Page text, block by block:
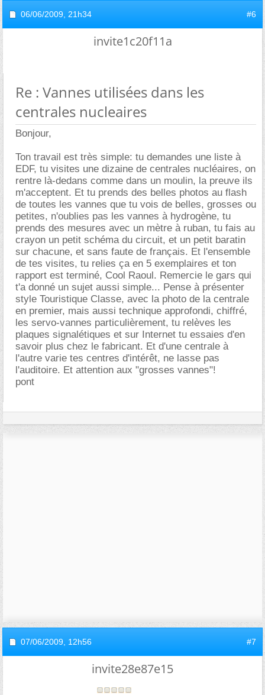
06/06/2009, 21h34 #6
invite1c20f11a
Re : Vannes utilisées dans les
centrales nucleaires
Bonjour,
Ton travail est très simple: tu demandes une liste à
EDF, tu visites une dizaine de centrales nucléaires, on
rentre là-dedans comme dans un moulin, la preuve ils
m'acceptent. Et tu prends des belles photos au flash
de toutes les vannes que tu vois de belles, grosses ou
petites, n'oublies pas les vannes à hydrogène, tu
prends des mesures avec un mètre à ruban, tu fais au
crayon un petit schéma du circuit, et un petit baratin
sur chacune, et sans faute de français. Et l'ensemble
de tes visites, tu relies ça en 5 exemplaires et ton
rapport est terminé, Cool Raoul. Remercie le gars qui
t'a donné un sujet aussi simple... Pense à présenter
style Touristique Classe, avec la photo de la centrale
en premier, mais aussi technique approfondi, chiffré,
les servo-vannes particulièrement, tu relèves les
plaques signalétiques et sur Internet tu essaies d'en
savoir plus chez le fabricant. Et d'une centrale à
l'autre varie tes centres d'intérêt, ne lasse pas
l'auditoire. Et attention aux "grosses vannes"!
pont
07/06/2009, 12h56 #7
invite28e87e15